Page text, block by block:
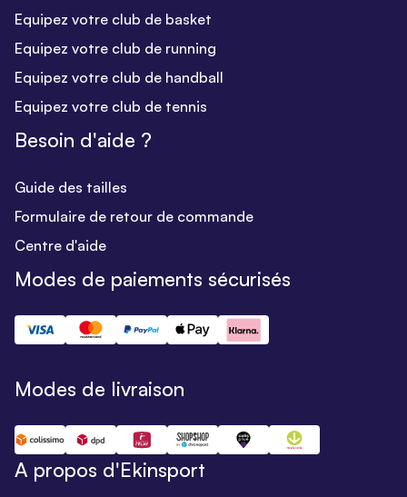
Equipez votre club de basket
Equipez votre club de running
Equipez votre club de handball
Equipez votre club de tennis
Besoin d'aide ?
Guide des tailles
Formulaire de retour de commande
Centre d'aide
Modes de paiements sécurisés
Modes de livraison
A propos d'Ekinsport